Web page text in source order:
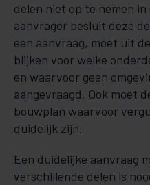
delen niet op te nemen
aanvrager besluit deze
een aanvraag, moet uit
blijken voor welke
en waarvoor geen
aangevraagd. Ook moet
bouwplan waarvoor
duidelijk zijn.
Een duidelijke aanvraag
verschillende delen is